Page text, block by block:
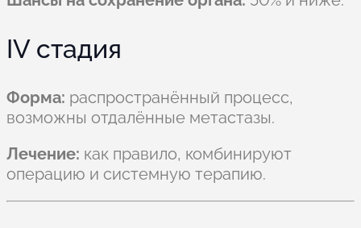
IV стадия
Форма: распространённый процесс,
возможны отдалённые метастазы.
Лечение: как правило, комбинируют
операцию и системную терапию.